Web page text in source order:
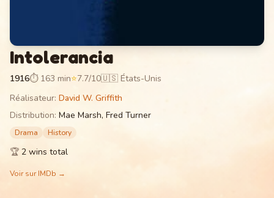
Intolerancia
1916⏱ 163 min⭐7.7/10🇺🇸 États-Unis
Réalisateur: David W. Griffith
Distribution: Mae Marsh, Fred Turner
Drama History
🏆 2 wins total
Voir sur IMDb →